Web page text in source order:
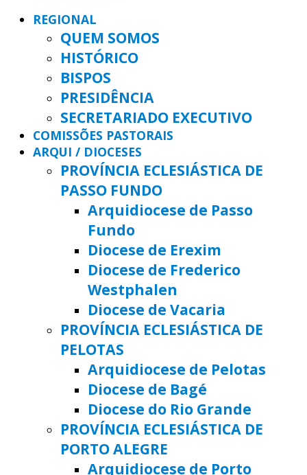
REGIONAL
QUEM SOMOS
HISTÓRICO
BISPOS
PRESIDÊNCIA
SECRETARIADO EXECUTIVO
COMISSÕES PASTORAIS
ARQUI / DIOCESES
PROVÍNCIA ECLESIÁSTICA DE
PASSO FUNDO
Arquidiocese de Passo
Fundo
Diocese de Erexim
Diocese de Frederico
Westphalen
Diocese de Vacaria
PROVÍNCIA ECLESIÁSTICA DE
PELOTAS
Arquidiocese de Pelotas
Diocese de Bagé
Diocese do Rio Grande
PROVÍNCIA ECLESIÁSTICA DE
PORTO ALEGRE
Arquidiocese de Porto